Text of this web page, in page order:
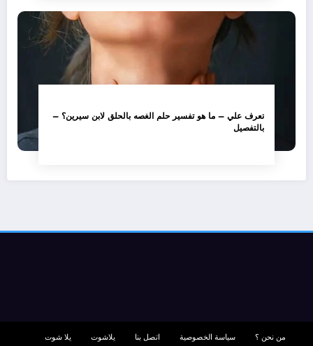
تعرف علي – ما هو تفسير حلم الغصه بالحلق لابن سيرين؟ –
بالتفصيل
من نحن ؟ سياسة الخصوصية اتصل بنا يلاشوت
يلا شوت